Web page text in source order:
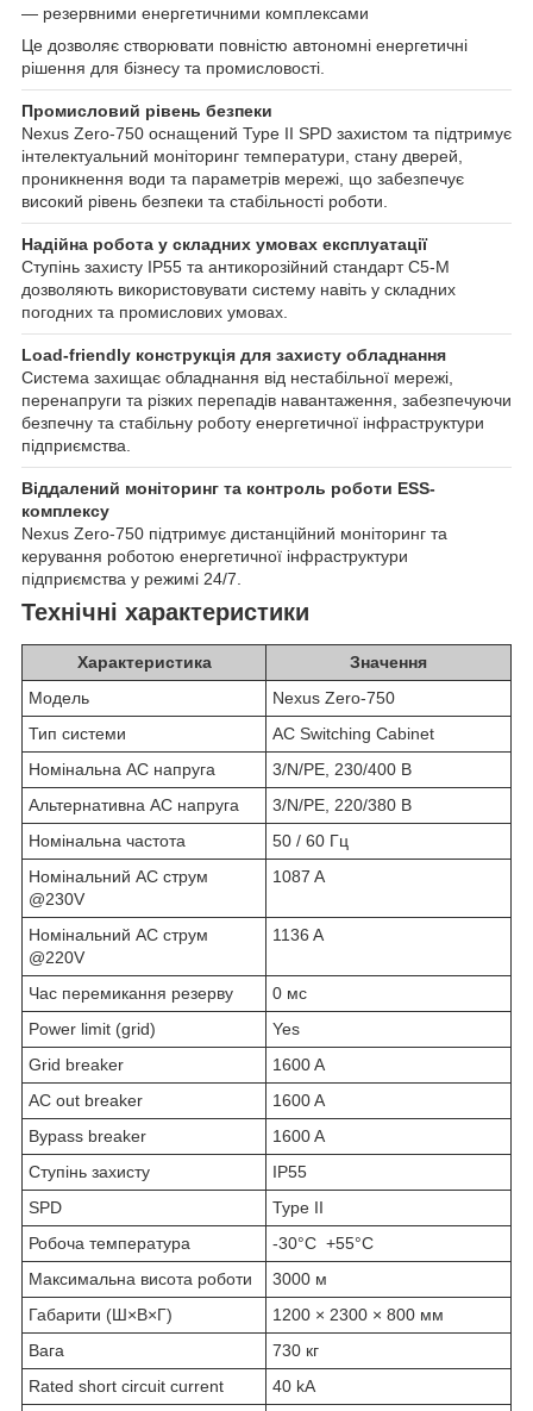
— резервними енергетичними комплексами
Це дозволяє створювати повністю автономні енергетичні
рішення для бізнесу та промисловості.
Промисловий рівень безпеки
Nexus Zero-750 оснащений Type II SPD захистом та підтримує
інтелектуальний моніторинг температури, стану дверей,
проникнення води та параметрів мережі, що забезпечує
високий рівень безпеки та стабільності роботи.
Надійна робота у складних умовах експлуатації
Ступінь захисту IP55 та антикорозійний стандарт C5-M
дозволяють використовувати систему навіть у складних
погодних та промислових умовах.
Load-friendly конструкція для захисту обладнання
Система захищає обладнання від нестабільної мережі,
перенапруги та різких перепадів навантаження, забезпечуючи
безпечну та стабільну роботу енергетичної інфраструктури
підприємства.
Віддалений моніторинг та контроль роботи ESS-
комплексу
Nexus Zero-750 підтримує дистанційний моніторинг та
керування роботою енергетичної інфраструктури
підприємства у режимі 24/7.
Технічні характеристики
Характеристика
Значення
Модель
Nexus Zero-750
Тип системи
AC Switching Cabinet
Номінальна AC напруга
3/N/PE, 230/400 В
Альтернативна AC напруга
3/N/PE, 220/380 В
Номінальна частота
50 / 60 Гц
Номінальний AC струм
@230V
1087 A
Номінальний AC струм
@220V
1136 A
Час перемикання резерву
0 мс
Power limit (grid)
Yes
Grid breaker
1600 A
AC out breaker
1600 A
Bypass breaker
1600 A
Ступінь захисту
IP55
SPD
Type II
Робоча температура
-30°C +55°C
Максимальна висота роботи
3000 м
Габарити (Ш×В×Г)
1200 × 2300 × 800 мм
Вага
730 кг
Rated short circuit current
40 kA